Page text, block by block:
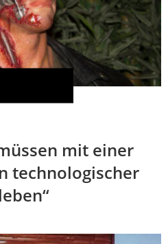
mit einer
technologischer